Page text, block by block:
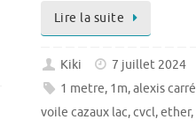
Lire la suite
Kiki 7 juillet 2024
1 metre, 1m,alexis carré
voile cazaux lac,cvcl,ether,